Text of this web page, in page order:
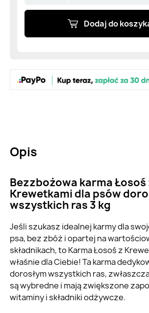
Dodaj do
Opis
Bezzbożowa karma Łosoś
Krewetkami dla psów
wszystkich ras 3 kg
Jeśli szukasz idealnej karmy dla
psa, bez zbóż i opartej na
składnikach, to Karma Łosoś z
właśnie dla Ciebie! Ta karma
dorosłym wszystkich ras,
są wybredne i mają zwiększone
witaminy i składniki odżywcze.